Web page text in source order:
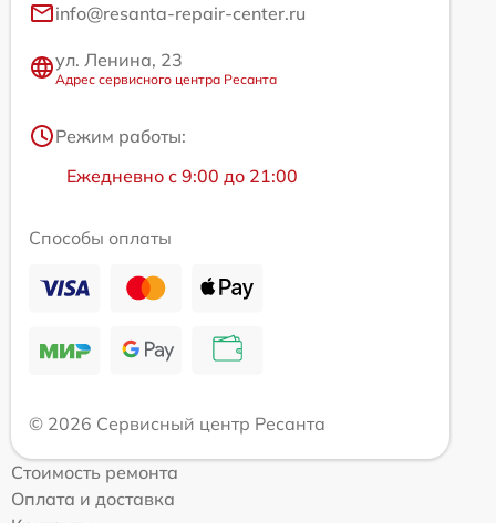
info@resanta-repair-center.ru
ул. Ленина, 23
Адрес сервисного центра Ресанта
Режим работы:
Ежедневно с 9:00 до 21:00
Способы оплаты
© 2026 Сервисный центр Ресанта
Стоимость ремонта
Оплата и доставка